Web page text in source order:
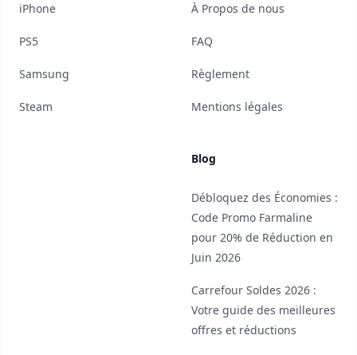
iPhone
PS5
Samsung
Steam
À Propos de nous
FAQ
Règlement
Mentions légales
Blog
Débloquez des Économies :
Code Promo Farmaline
pour 20% de Réduction en
Juin 2026
Carrefour Soldes 2026 :
Votre guide des meilleures
offres et réductions